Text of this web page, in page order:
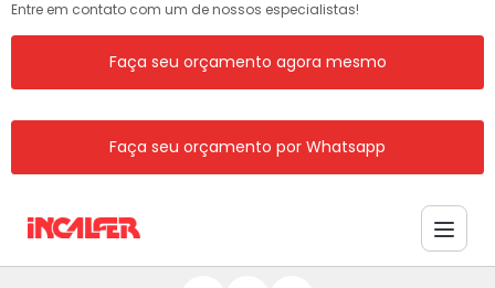
Entre em contato com um de nossos especialistas!
Faça seu orçamento agora mesmo
Faça seu orçamento por Whatsapp